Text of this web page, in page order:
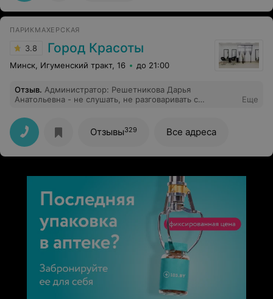
ПАРИКМАХЕРСКАЯ
3.8 Город Красоты
Минск, Игуменский тракт, 16 до 21:00
Отзыв. Администратор: Решетникова Дарья
Анатольевна - не слушать, не разговаривать с
отвратительное поведение администратора, где
только таких берут? Испортила все впечатление о
парикмахерской, да и работа администратора
никудышная, если мужчины стригутся в женском зале,
а женщины сидят в очереди при наличии мужского
Еще
Отзывы329 Все адреса